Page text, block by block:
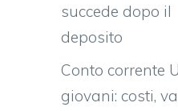
succede dopo il
deposito
Conto corrente
giovani: costi,